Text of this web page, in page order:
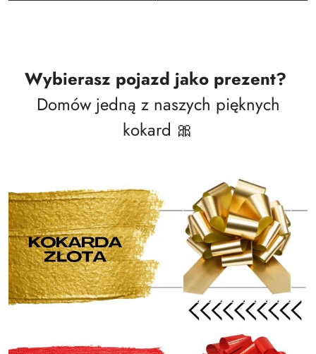
Wybierasz pojazd jako prezent?
Domów jedną z naszych pięknych
kokard 🎀